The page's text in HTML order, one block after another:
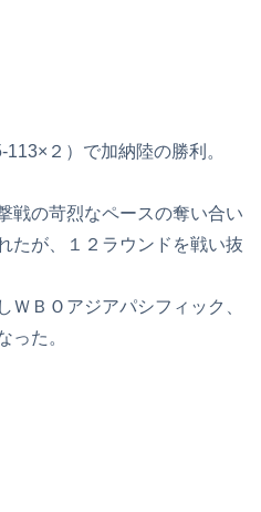
２）で加納陸の勝利。
戦の苛烈なペースの奪い合い
たが、１２ラウンドを戦い抜
ＷＢＯアジアパシフィック、
った。